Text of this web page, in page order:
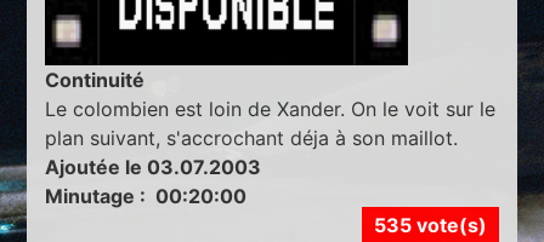
Continuité
Le colombien est loin de Xander. On le voit sur le
plan suivant, s'accrochant déja à son maillot.
Ajoutée le 03.07.2003
Minutage : 00:20:00
535 vote(s)